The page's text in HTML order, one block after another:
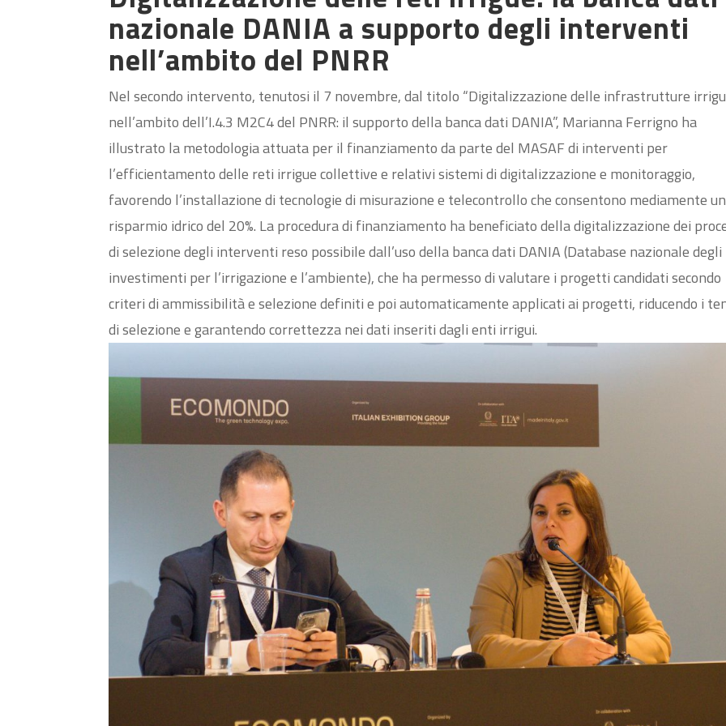
nazionale DANIA a supporto degli interventi
nell’ambito del PNRR
Nel secondo intervento, tenutosi il 7 novembre, dal titolo “Digitalizzazione delle infrastrutture
nell’ambito dell’I.4.3 M2C4 del PNRR: il supporto della banca dati DANIA”, Marianna Ferrigno ha
illustrato la metodologia attuata per il finanziamento da parte del MASAF di interventi per
l’efficientamento delle reti irrigue collettive e relativi sistemi di digitalizzazione e monitoraggio,
favorendo l’installazione di tecnologie di misurazione e telecontrollo che consentono mediamente un
risparmio idrico del 20%. La procedura di finanziamento ha beneficiato della digitalizzazione dei
di selezione degli interventi reso possibile dall’uso della banca dati DANIA (Database nazionale degli
investimenti per l’irrigazione e l’ambiente), che ha permesso di valutare i progetti candidati secondo
criteri di ammissibilità e selezione definiti e poi automaticamente applicati ai progetti, riducendo i
di selezione e garantendo correttezza nei dati inseriti dagli enti irrigui.